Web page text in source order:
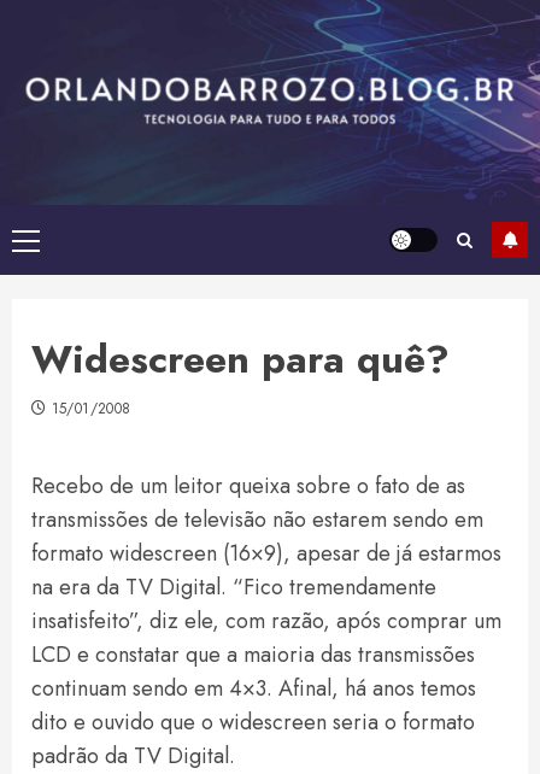
content
Primary
Menu
Widescreen para quê?
15/01/2008
Recebo de um leitor queixa sobre o fato de as
transmissões de televisão não estarem sendo em
formato widescreen (16×9), apesar de já estarmos
na era da TV Digital. “Fico tremendamente
insatisfeito”, diz ele, com razão, após comprar um
LCD e constatar que a maioria das transmissões
continuam sendo em 4×3. Afinal, há anos temos
dito e ouvido que o widescreen seria o formato
padrão da TV Digital.